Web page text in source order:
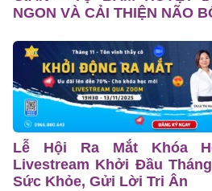
NGON VÀ CẢI THIỆN NÃO
Lễ Hội Ra Mắt Khóa
Livestream Khởi Đầu
Sức Khỏe, Gửi Lời Tri Ân